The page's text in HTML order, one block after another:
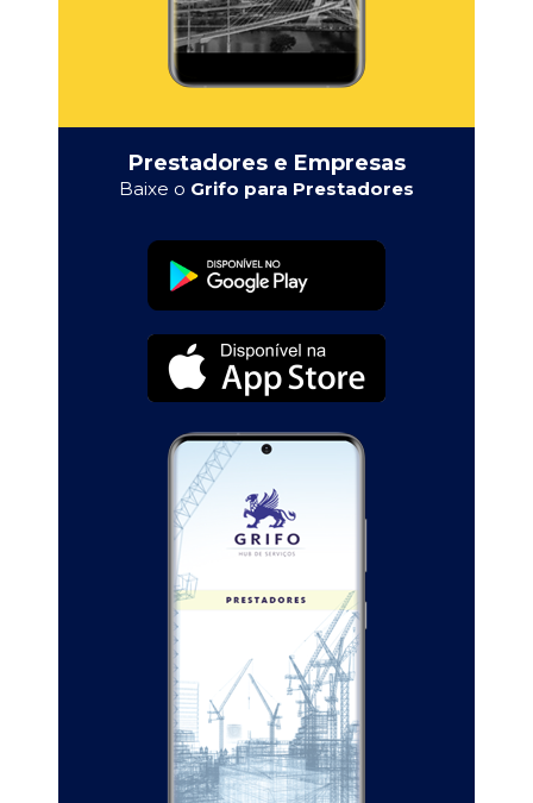
Prestadores e Empresas
Baixe o Grifo para Prestadores